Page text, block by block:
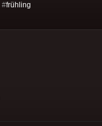
#frühling